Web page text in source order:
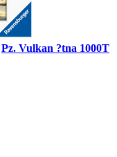
Pz. Vulkan ?tna 1000T